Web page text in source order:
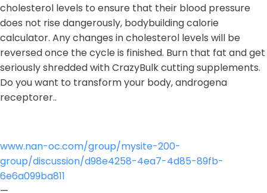
cholesterol levels to ensure that their blood pressure
does not rise dangerously, bodybuilding calorie
calculator. Any changes in cholesterol levels will be
reversed once the cycle is finished. Burn that fat and get
seriously shredded with CrazyBulk cutting supplements.
Do you want to transform your body, androgena
receptorer..
www.nan-oc.com/group/mysite-200-
group/discussion/d98e4258-4ea7-4d85-89fb-
6e6a099ba811